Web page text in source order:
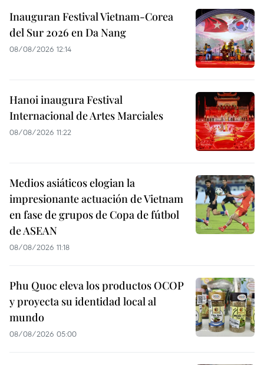
Inauguran Festival Vietnam-Corea
del Sur 2026 en Da Nang
08/08/2026 12:14
Hanoi inaugura Festival
Internacional de Artes Marciales
08/08/2026 11:22
Medios asiáticos elogian la
impresionante actuación de Vietnam
en fase de grupos de Copa de fútbol
de ASEAN
08/08/2026 11:18
Phu Quoc eleva los productos OCOP
y proyecta su identidad local al
mundo
08/08/2026 05:00